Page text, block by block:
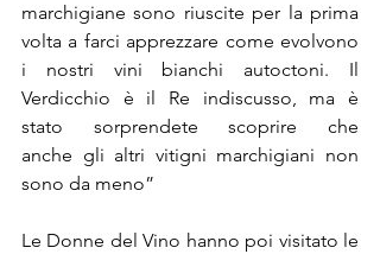
marchigiane sono riuscite per la prima
volta a farci apprezzare come evolvono
i nostri vini bianchi autoctoni. Il
Verdicchio è il Re indiscusso, ma è
stato sorprendete scoprire che
anche gli altri vitigni marchigiani non
sono da meno”
Le Donne del Vino hanno poi visitato le